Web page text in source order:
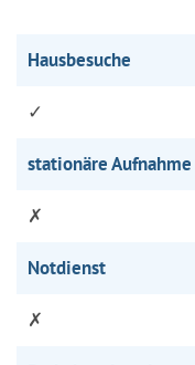
Hausbesuche
✓
stationäre Aufnahme
✗
Notdienst
✗